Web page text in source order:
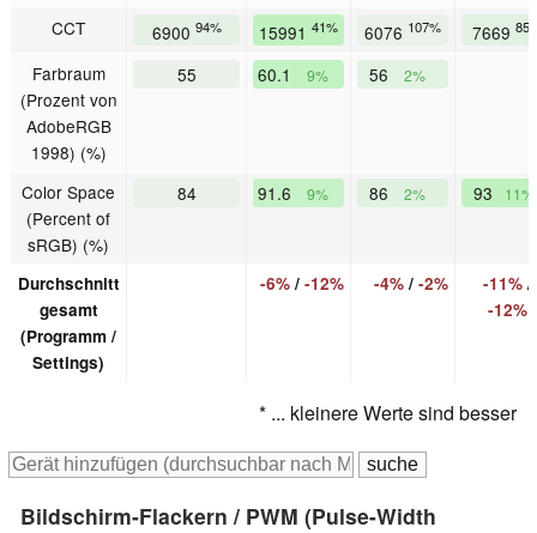
CCT 6900 94% 15991 41% 6076 107% 7669
Farbraum
(Prozent von
AdobeRGB
1998) (%)
55 60.1 9% 56 2%
Color Space
(Percent of
sRGB) (%)
84 91.6 9% 86 2% 93 11%
Durchschnitt
gesamt
(Programm /
Settings)
-6%/ -12% -4%/ -2% -11%/
-12%
* ... kleinere Werte sind besser
Bildschirm-Flackern / PWM (Pulse-Width